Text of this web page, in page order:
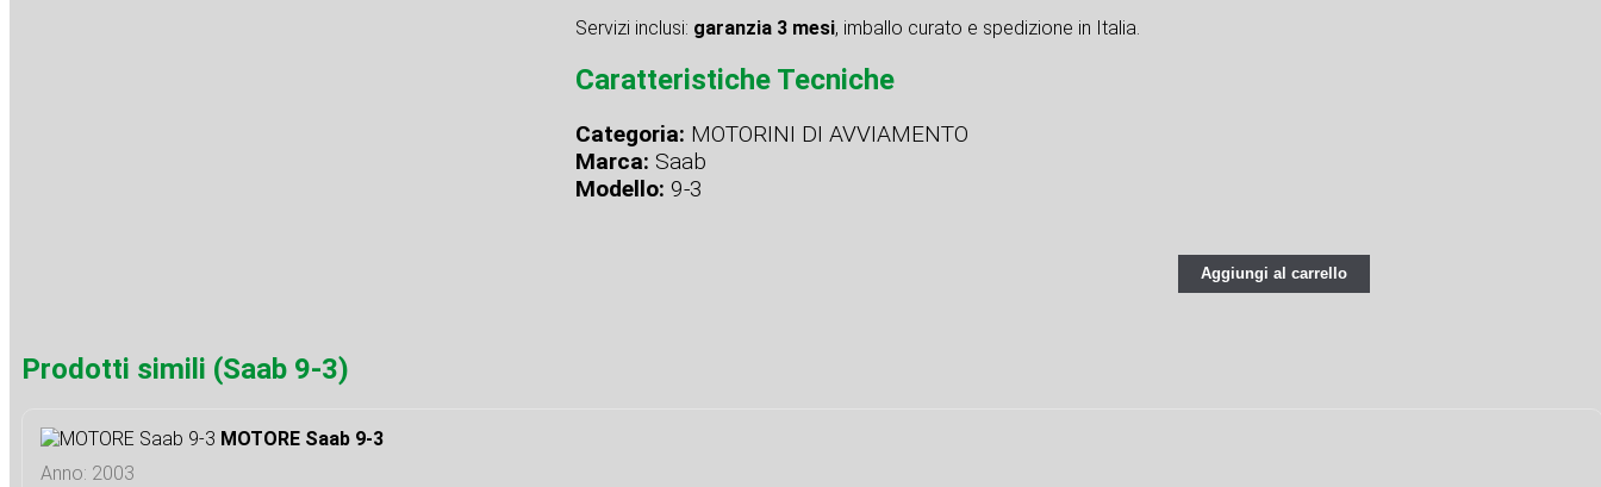
Servizi inclusi: garanzia 3 mesi, imballo curato e spedizione in Italia.
Caratteristiche Tecniche
Categoria: MOTORINI DI AVVIAMENTO
Marca: Saab
Modello: 9-3
Aggiungi al carrello
Prodotti simili (Saab 9-3)
MOTORE Saab 9-3
Anno: 2003